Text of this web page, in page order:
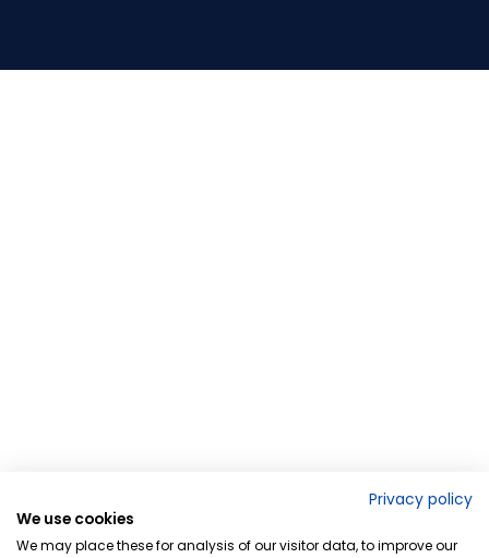
Privacy policy
We use cookies
We may place these for analysis of our visitor data, to improve our